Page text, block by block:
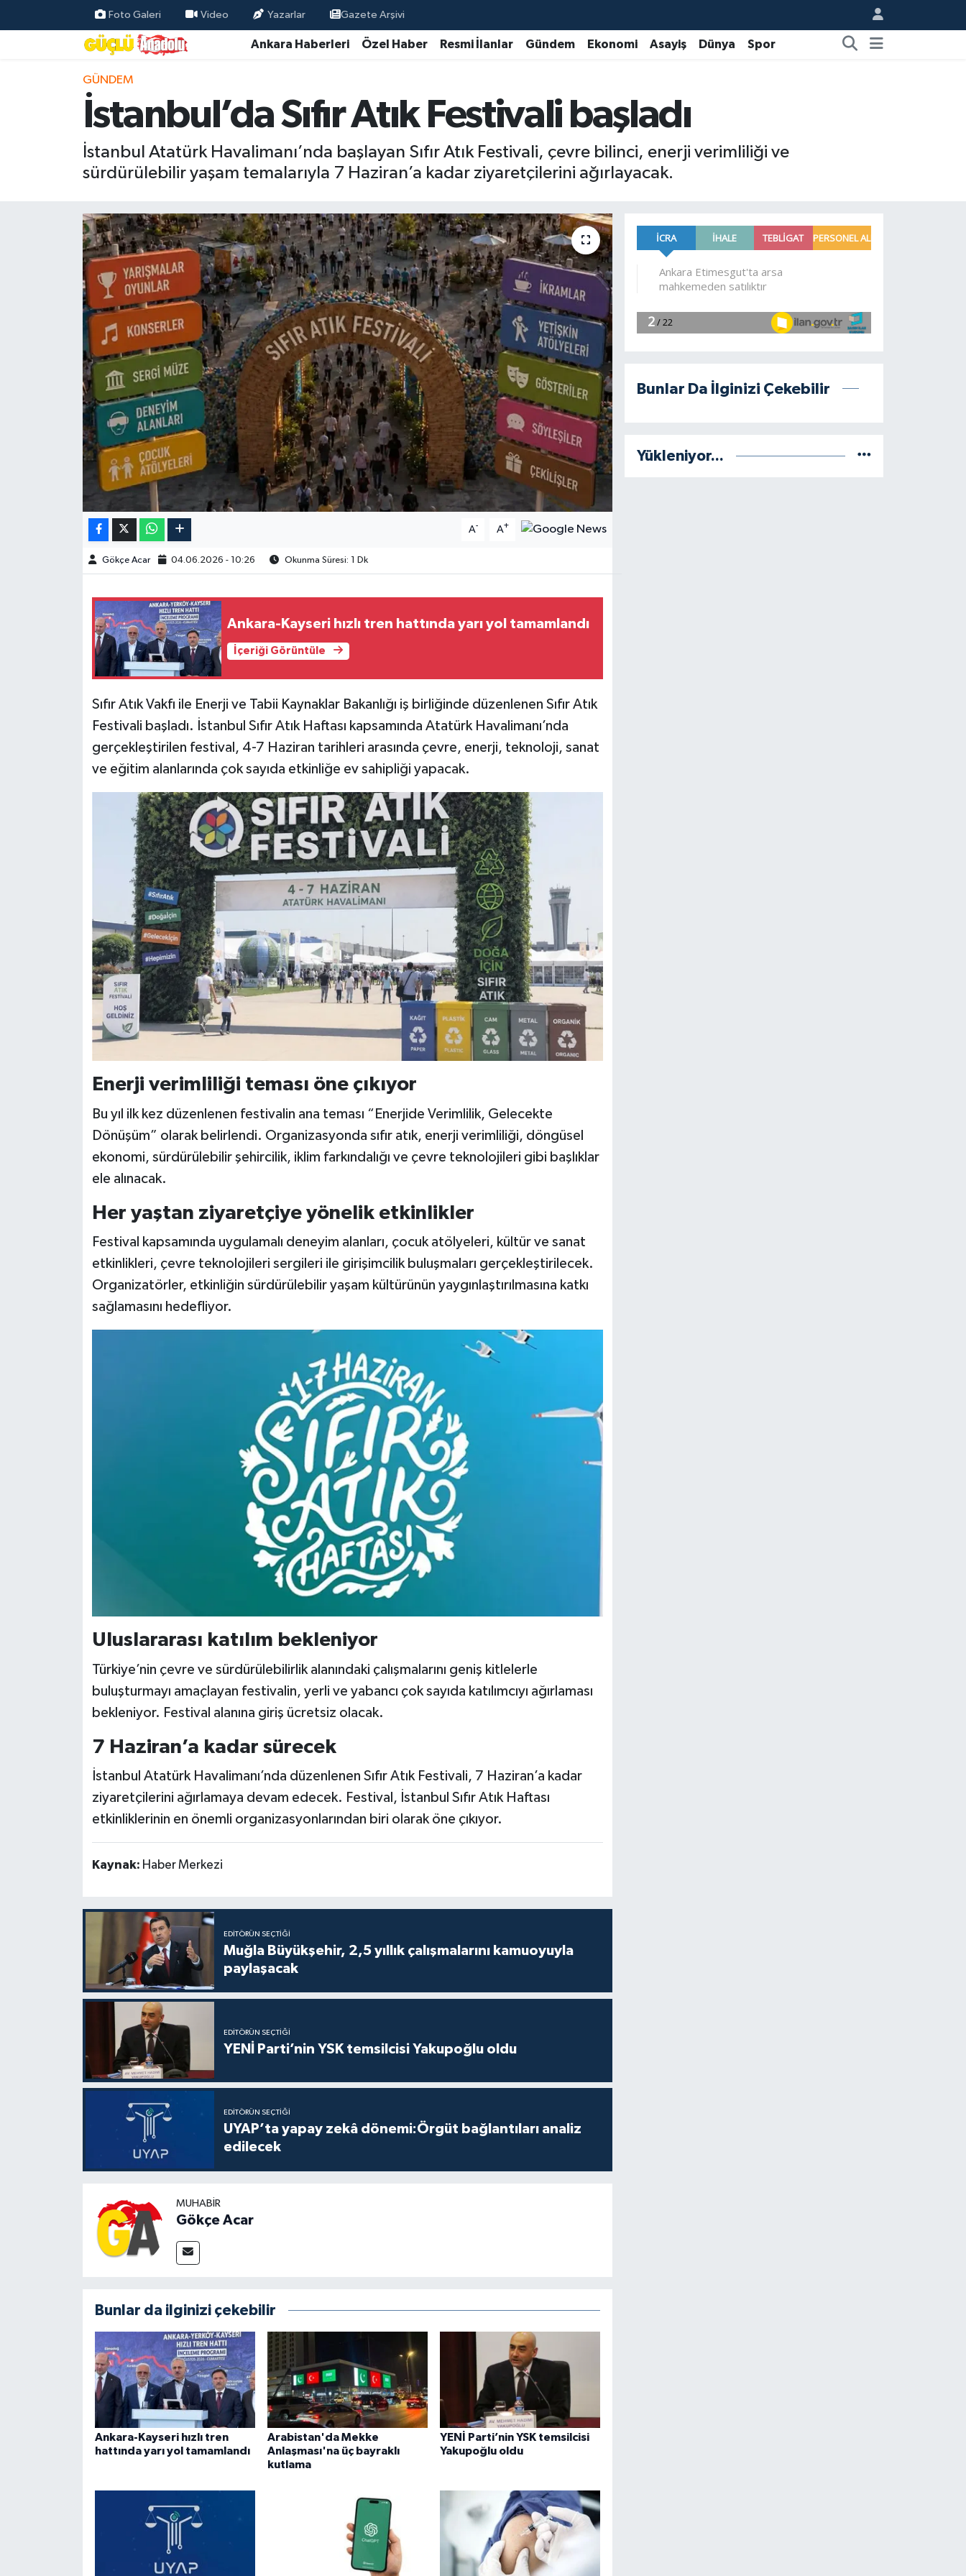
Foto Galeri Video Yazarlar Gazete Arşivi
Ankara Haberleri Özel Haber Resmi İlanlar Gündem Ekonomi Asayiş Dünya Spor
GÜNDEM
İstanbul’da Sıfır Atık Festivali başladı
İstanbul Atatürk Havalimanı’nda başlayan Sıfır Atık Festivali, çevre bilinci, enerji verimliliği ve
sürdürülebilir yaşam temalarıyla 7 Haziran’a kadar ziyaretçilerini ağırlayacak.
A- A+
Gökçe Acar 04.06.2026 - 10:26 Okunma Süresi: 1 Dk
Ankara-Kayseri hızlı tren hattında yarı yol tamamlandı
İçeriği Görüntüle
Sıfır Atık Vakfı ile Enerji ve Tabii Kaynaklar Bakanlığı iş birliğinde düzenlenen Sıfır Atık
Festivali başladı. İstanbul Sıfır Atık Haftası kapsamında Atatürk Havalimanı’nda
gerçekleştirilen festival, 4-7 Haziran tarihleri arasında çevre, enerji, teknoloji, sanat
ve eğitim alanlarında çok sayıda etkinliğe ev sahipliği yapacak.
Enerji verimliliği teması öne çıkıyor
Bu yıl ilk kez düzenlenen festivalin ana teması “Enerjide Verimlilik, Gelecekte
Dönüşüm” olarak belirlendi. Organizasyonda sıfır atık, enerji verimliliği, döngüsel
ekonomi, sürdürülebilir şehircilik, iklim farkındalığı ve çevre teknolojileri gibi başlıklar
ele alınacak.
Her yaştan ziyaretçiye yönelik etkinlikler
Festival kapsamında uygulamalı deneyim alanları, çocuk atölyeleri, kültür ve sanat
etkinlikleri, çevre teknolojileri sergileri ile girişimcilik buluşmaları gerçekleştirilecek.
Organizatörler, etkinliğin sürdürülebilir yaşam kültürünün yaygınlaştırılmasına katkı
sağlamasını hedefliyor.
Uluslararası katılım bekleniyor
Türkiye’nin çevre ve sürdürülebilirlik alanındaki çalışmalarını geniş kitlelerle
buluşturmayı amaçlayan festivalin, yerli ve yabancı çok sayıda katılımcıyı ağırlaması
bekleniyor. Festival alanına giriş ücretsiz olacak.
7 Haziran’a kadar sürecek
İstanbul Atatürk Havalimanı’nda düzenlenen Sıfır Atık Festivali, 7 Haziran’a kadar
ziyaretçilerini ağırlamaya devam edecek. Festival, İstanbul Sıfır Atık Haftası
etkinliklerinin en önemli organizasyonlarından biri olarak öne çıkıyor.
Kaynak: Haber Merkezi
EDITÖRÜN SEÇTIĞI
Muğla Büyükşehir, 2,5 yıllık çalışmalarını kamuoyuyla
paylaşacak
EDITÖRÜN SEÇTIĞI
YENİ Parti’nin YSK temsilcisi Yakupoğlu oldu
EDITÖRÜN SEÇTIĞI
UYAP’ta yapay zekâ dönemi:Örgüt bağlantıları analiz
edilecek
MUHABIR
Gökçe Acar
Bunlar da ilginizi çekebilir
Ankara-Kayseri hızlı tren
hattında yarı yol tamamlandı
Arabistan'da Mekke
Anlaşması'na üç bayraklı
kutlama
YENİ Parti’nin YSK temsilcisi
Yakupoğlu oldu
Bunlar Da İlginizi Çekebilir
Yükleniyor...
Özel Haber
Ankara Haberleri
Resmi İlanlar
Magazin
Burç Yorumları
Hava Durumu
Kim kimdir?
Kültür Sanat
Televizyon